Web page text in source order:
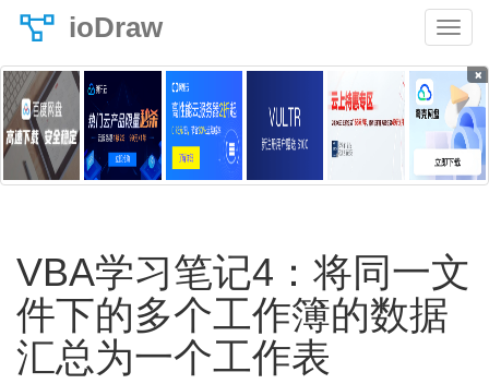
ioDraw
×
VBA学习笔记4：将同一文
件下的多个工作簿的数据
汇总为一个工作表